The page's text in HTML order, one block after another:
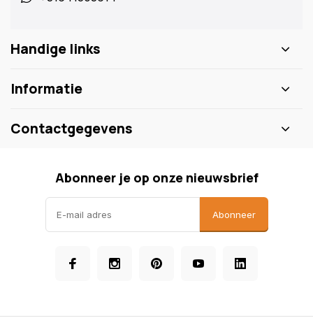
Handige links
Informatie
Contactgegevens
Abonneer je op onze nieuwsbrief
Abonneer